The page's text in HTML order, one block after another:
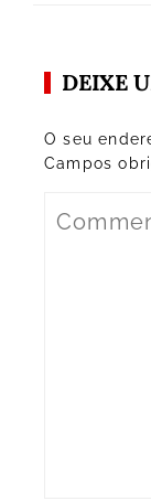
DEIXE
O seu
Campos